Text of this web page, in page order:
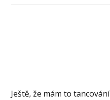
Ještě, že mám to